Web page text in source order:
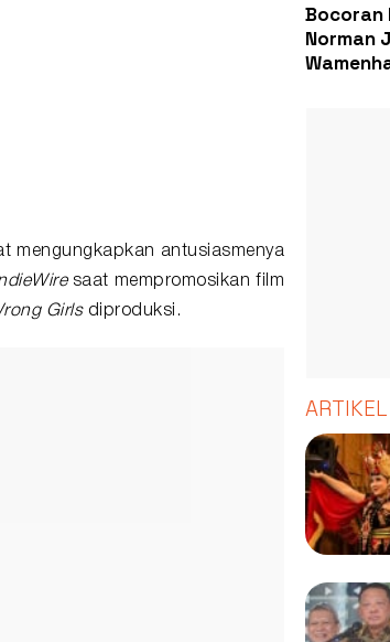
mengungkapkan antusiasmenya
saat mempromosikan film
Girlsdiproduksi.
Bocoran
Norman